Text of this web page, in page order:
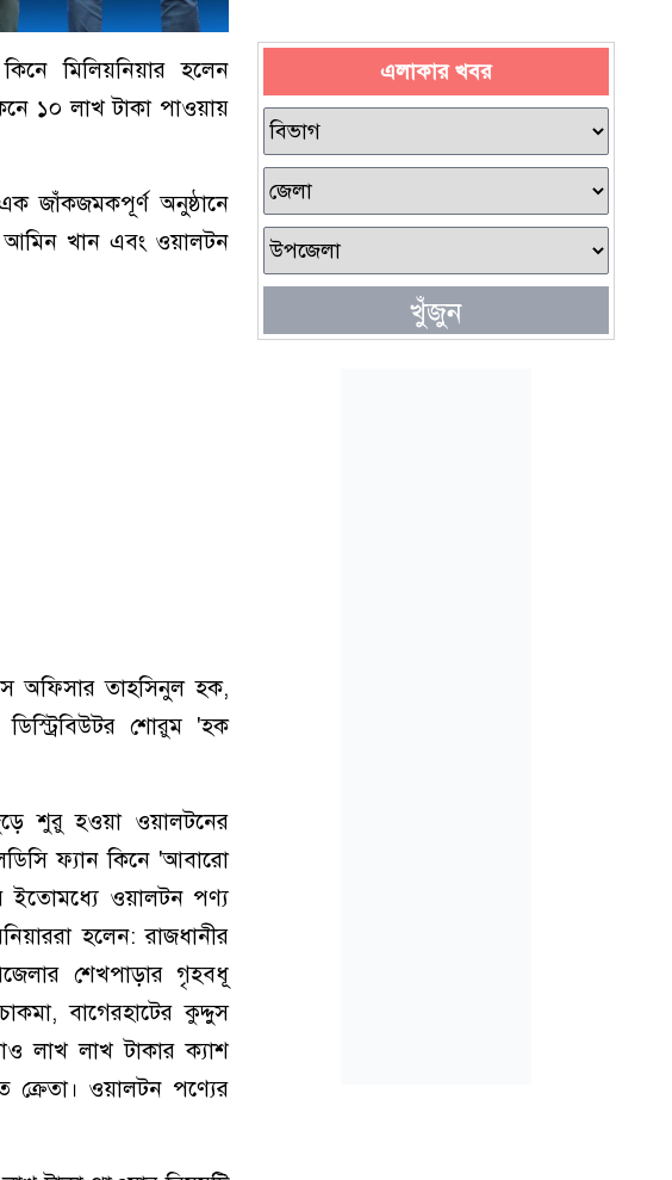
মিলিয়নিয়ার হলেন
১০ লাখ টাকা পাওয়ায়
জাঁকজমকপূর্ণ অনুষ্ঠানে
আমিন খান এবং ওয়ালটন
অফিসার তাহসিনুল হক,
শোরুম 'হক
শুরু হওয়া ওয়ালটনের
ফ্যান কিনে 'আবারো
ইতোমধ্যে ওয়ালটন পণ্য
হলেন: রাজধানীর
শেখপাড়ার গৃহবধূ
বাগেরহাটের কুদ্দুস
লাখ লাখ টাকার ক্যাশ
ক্রেতা। ওয়ালটন পণ্যের
এলাকার খবর
খুঁজুন